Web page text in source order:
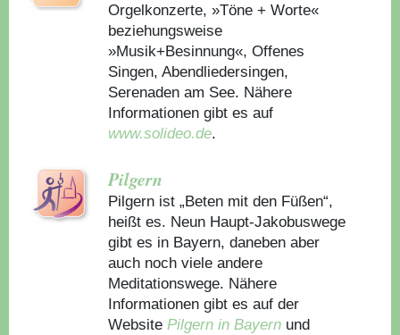
Orgelkonzerte, »Töne + Worte«
beziehungsweise
»Musik+Besinnung«, Offenes
Singen, Abendliedersingen,
Serenaden am See. Nähere
Informationen gibt es auf
www.solideo.de.
Pilgern
Pilgern ist „Beten mit den Füßen“,
heißt es. Neun Haupt-Jakobuswege
gibt es in Bayern, daneben aber
auch noch viele andere
Meditationswege. Nähere
Informationen gibt es auf der
WebsitePilgern in Bayern und